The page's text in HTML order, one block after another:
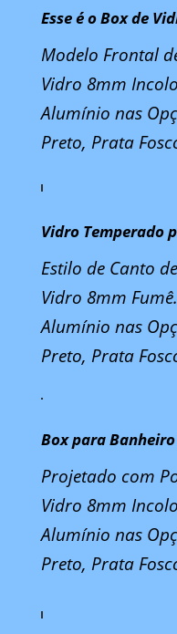
Esse é o Box de
Modelo Frontal
Vidro 8mm
Alumínio nas
Preto, Prata
Vidro Temperado
Estilo de Canto
Vidro 8mm
Alumínio nas
Preto, Prata
Box para
Projetado com
Vidro 8mm
Alumínio nas
Preto, Prata